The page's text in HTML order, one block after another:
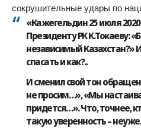
сокрушительные удары по
«Кажегельдин 25 июля
Президенту РК К.Токаеву:
независимый Казахстан?»
спасать и как?..
И сменил свой тон
не просим…», «Мы
придется…». Что, точнее,
такую уверенность –